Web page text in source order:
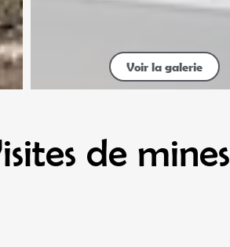
Voir la galerie
de mines